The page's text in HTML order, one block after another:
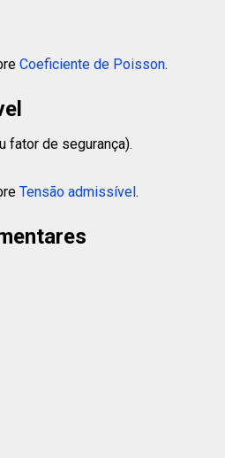
Coeficiente de Poisson.
fator de segurança).
Tensão admissível.